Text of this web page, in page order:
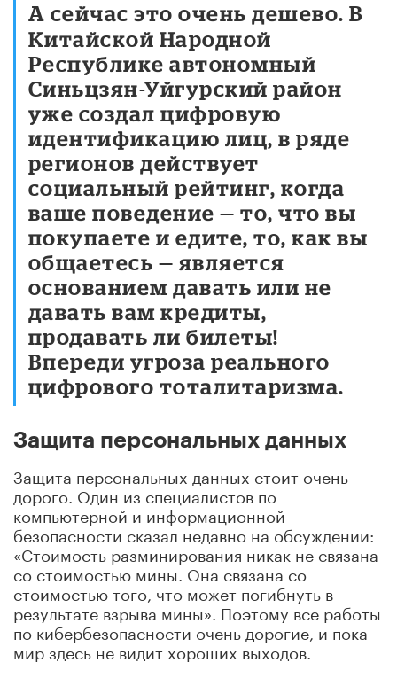
А сейчас это очень дешево. В
Китайской Народной
Республике автономный
Синьцзян-Уйгурский район
уже создал цифровую
идентификацию лиц, в ряде
регионов действует
социальный рейтинг, когда
ваше поведение — то, что вы
покупаете и едите, то, как вы
общаетесь — является
основанием давать или не
давать вам кредиты,
продавать ли билеты!
Впереди угроза реального
цифрового тоталитаризма.
Защита персональных данных
Защита персональных данных стоит очень
дорого. Один из специалистов по
компьютерной и информационной
безопасности сказал недавно на обсуждении:
«Стоимость разминирования никак не связана
со стоимостью мины. Она связана со
стоимостью того, что может погибнуть в
результате взрыва мины». Поэтому все работы
по кибербезопасности очень дорогие, и пока
мир здесь не видит хороших выходов.